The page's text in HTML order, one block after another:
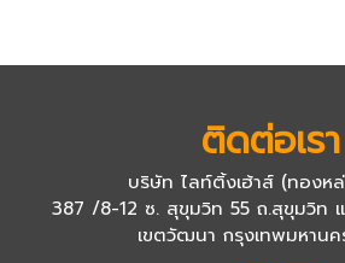
ติดต่อเรา
บริษัท ไลท์ติ้งเฮ้าส์ (ทองห
387 /8-12 ซ. สุขุมวิท 55 ถ.สุขุมวิท
เขตวัฒนา กรุงเทพมหานค